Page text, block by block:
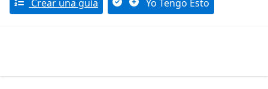
Crear una guía Yo Tengo Esto